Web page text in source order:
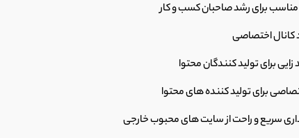
مناسب برای رشد صاحبان کسب و کار
کانال اختصاصی
زایی برای تولید کنندگان محتوا
برای تولید کننده های محتوا
سریع و راحت از سایت های محبوب خارجی